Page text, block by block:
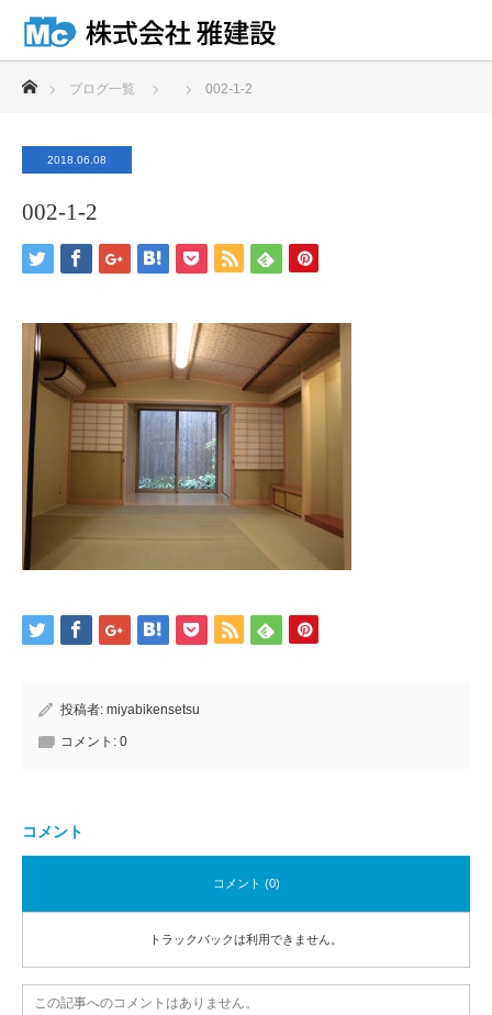
ブログ一覧 002-1-2
2018.06.08
002-1-2
投稿者: miyabikensetsu
コメント: 0
コメント
コメント (0)
トラックバックは利用できません。
この記事へのコメントはありません。